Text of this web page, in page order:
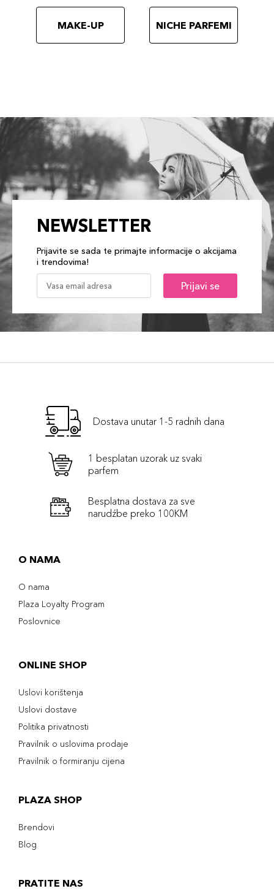
MAKE-UP NICHE PARFEMI
NEWSLETTER
Prijavite se sada te primajte informacije o akcijama
i trendovima!
Prijavi se
Dostava unutar 1-5 radnih dana
1 besplatan uzorak uz svaki
parfem
Besplatna dostava za sve
narudźbe preko 100KM
O NAMA
O nama
Plaza Loyalty Program
Poslovnice
ONLINE SHOP
Uslovi korištenja
Uslovi dostave
Politika privatnosti
Pravilnik o uslovima prodaje
Pravilnik o formiranju cijena
PLAZA SHOP
Brendovi
Blog
PRATITE NAS